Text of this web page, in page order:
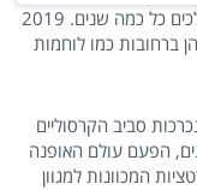
כמו כל טרנד טוב, גם סנדלי הקשירות באים והולכים כל כמה שנים. 2019
ברחובות כמו לוחמות
סביב הקרסוליים
הפעם עולם האופנה
המכוונות למגוון